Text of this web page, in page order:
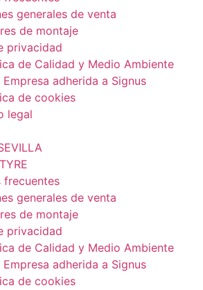
generales de venta
de montaje
privacidad
de Calidad y Medio Ambiente
Empresa adherida a Signus
de cookies
legal
frecuentes
generales de venta
de montaje
privacidad
de Calidad y Medio Ambiente
Empresa adherida a Signus
de cookies